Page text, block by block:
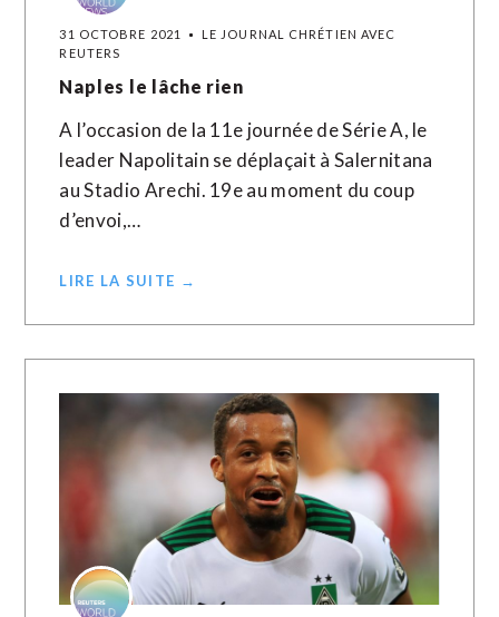
31 OCTOBRE 2021
LE JOURNAL CHRÉTIEN AVEC
REUTERS
Naples le lâche rien
A l’occasion de la 11e journée de Série A, le
leader Napolitain se déplaçait à Salernitana
au Stadio Arechi. 19e au moment du coup
d’envoi,…
LIRE LA SUITE →